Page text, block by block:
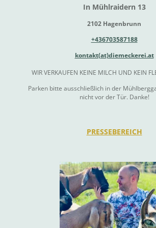
In Mühlraidern 13
2102 Hagenbrunn
+436703587188
kontakt(at)diemeckerei.at
WIR VERKAUFEN KEINE MILCH UND KEIN
Parken bitte ausschließlich in der
nicht vor der Tür. Danke!
PRESSEBEREICH